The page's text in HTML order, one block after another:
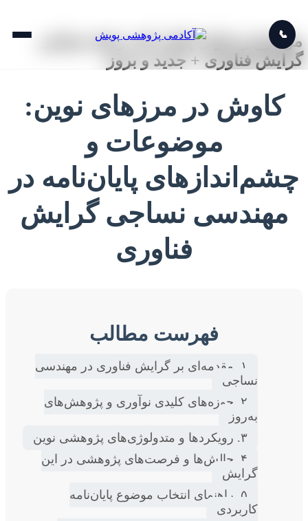
📞
موضوع و عنوان پایان نامه رشته نساجی
گرایش فناوری + جدید و بروز
کاوش در مرزهای نوین:
موضوعات و
چشم‌اندازهای پایان‌نامه در
مهندسی نساجی گرایش
فناوری
فهرست مطالب
۱. مقدمه‌ای بر گرایش فناوری در مهندسی
نساجی
۲. حوزه‌های کلیدی نوآوری و پژوهش‌های
به‌روز
۳. رویکردها و متدولوژی‌های پژوهشی نوین
۴. چالش‌ها و فرصت‌های پژوهشی در این
گرایش
۵. راهنمای انتخاب موضوع پایان‌نامه
کاربردی